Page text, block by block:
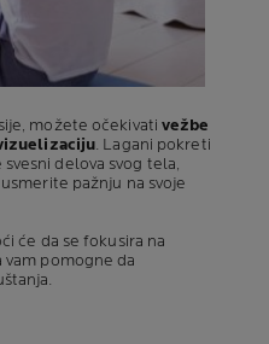
možete očekivati vežbe
. Lagani pokreti
delova svog tela,
pažnju na svoje
će da se fokusira na
vam pomogne da